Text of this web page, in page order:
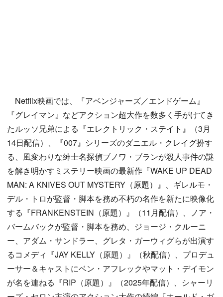
Netflix映画では、『アベンジャーズ／エンドゲーム』
『グレイマン』などアクション超大作を数多く手がけてき
たルッソ兄弟による『エレクトリック・ステイト』（3月
14日配信）、『007』シリーズのダニエル・クレイグ扮す
る、風変わりな紳士名探偵ブノワ・ブランが殺人事件の謎
を解き明かすミステリー映画の最新作『WAKE UP DEAD
MAN: A KNIVES OUT MYSTERY（原題）』、ギレルモ・
デル・トロが監督・脚本を務め不朽の名作を新たに映像化
する『FRANKENSTEIN（原題）』（11月配信）、ノア・
バームバックが監督・脚本を務め、ジョージ・クルーニ
ー、アダム・サンドラー、グレタ・ガーウィグらが出演す
るコメディ『JAY KELLY（原題）』（秋配信）、プロデュ
ーサー＆キャストにベン・アフレックやマット・デイモン
が名を連ねる『RIP（原題）』（2025年配信）、シャーリ